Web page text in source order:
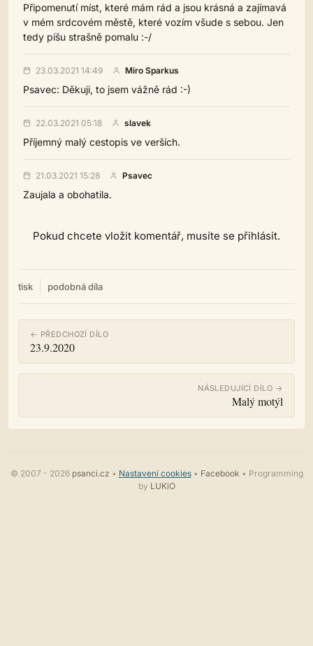
Připomenutí míst, které mám rád a jsou krásná a zajímavá
v mém srdcovém městě, které vozím všude s sebou. Jen
tedy píšu strašně pomalu :-/
23.03.2021 14:49 Miro Sparkus
Psavec: Děkuji, to jsem vážně rád :-)
22.03.2021 05:18 slavek
Příjemný malý cestopis ve verších.
21.03.2021 15:28 Psavec
Zaujala a obohatila.
Pokud chcete vložit komentář, musíte se přihlásit.
tisk podobná díla
← PŘEDCHOZÍ DÍLO
23.9.2020
NÁSLEDUJÍCÍ DÍLO →
Malý motýl
© 2007 - 2026 psanci.cz • Nastavení cookies• Facebook • Programming
by LUKiO